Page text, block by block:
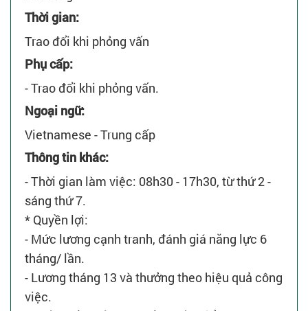
Thời gian:
Trao đổi khi phỏng vấn
Phụ cấp:
- Trao đổi khi phỏng vấn.
Ngoại ngữ:
Vietnamese - Trung cấp
Thông tin khác:
- Thời gian làm việc: 08h30 - 17h30, từ thứ 2 -
sáng thứ 7.
* Quyền lợi:
- Mức lương cạnh tranh, đánh giá năng lực 6
tháng/ lần.
- Lương tháng 13 và thưởng theo hiệu quả công
việc.